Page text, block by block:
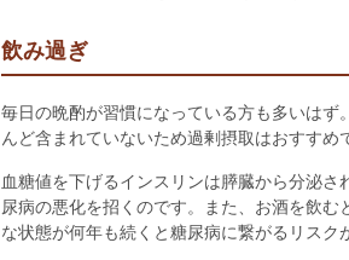
飲み過ぎ
毎日の晩酌が習慣になっている方も多いはず
んど含まれていないため過剰摂取はおすすめ
血糖値を下げるインスリンは膵臓から分泌
尿病の悪化を招くのです。また、お酒を飲
な状態が何年も続くと糖尿病に繋がるリスク